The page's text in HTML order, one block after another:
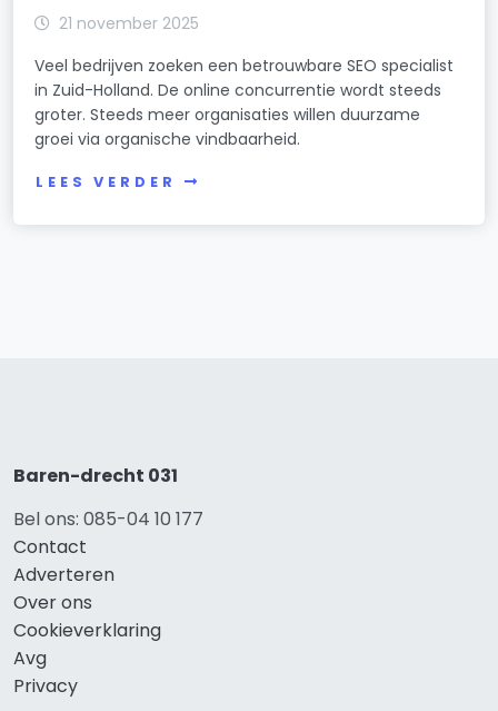
21 november 2025
Veel bedrijven zoeken een betrouwbare SEO specialist
in Zuid-Holland. De online concurrentie wordt steeds
groter. Steeds meer organisaties willen duurzame
groei via organische vindbaarheid.
LEES VERDER
Baren-drecht 031
Bel ons: 085-04 10 177
Contact
Adverteren
Over ons
Cookieverklaring
Avg
Privacy